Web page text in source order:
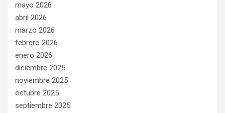
mayo 2026
abril 2026
marzo 2026
febrero 2026
enero 2026
diciembre 2025
noviembre 2025
octubre 2025
septiembre 2025